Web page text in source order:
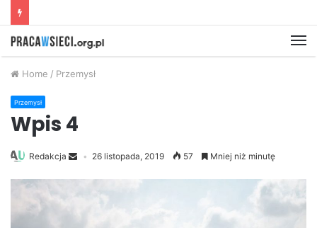
Home / Przemysł
Przemysł
Wpis 4
Redakcja 26 listopada, 2019 57 Mniej niż minutę